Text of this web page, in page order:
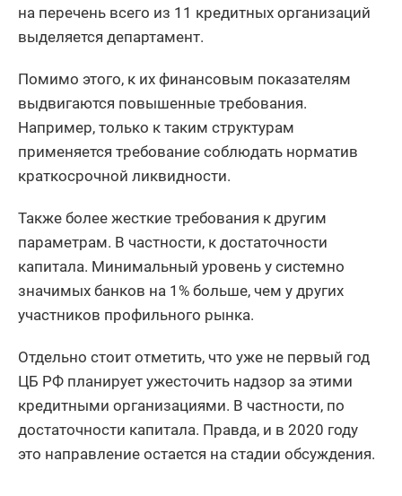
на перечень всего из 11 кредитных организаций
выделяется департамент.
Помимо этого, к их финансовым показателям
выдвигаются повышенные требования.
Например, только к таким структурам
применяется требование соблюдать норматив
краткосрочной ликвидности.
Также более жесткие требования к другим
параметрам. В частности, к достаточности
капитала. Минимальный уровень у системно
значимых банков на 1% больше, чем у других
участников профильного рынка.
Отдельно стоит отметить, что уже не первый год
ЦБ РФ планирует ужесточить надзор за этими
кредитными организациями. В частности, по
достаточности капитала. Правда, и в 2020 году
это направление остается на стадии обсуждения.